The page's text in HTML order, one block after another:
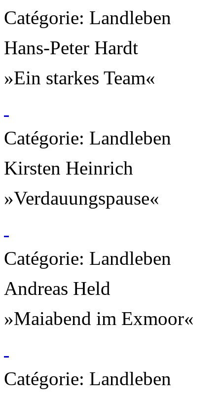
Catégorie: Landleben
Hans-Peter Hardt
»Ein starkes Team«
Catégorie: Landleben
Kirsten Heinrich
»Verdauungspause«
Catégorie: Landleben
Andreas Held
»Maiabend im Exmoor«
Catégorie: Landleben